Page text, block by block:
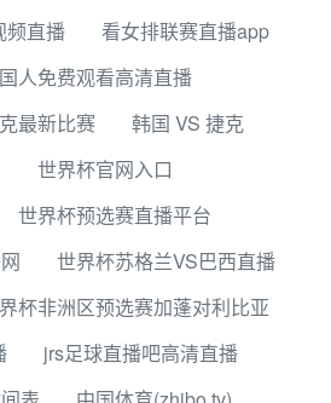
频直播
看女排联赛直播app
人免费观看高清直播
最新比赛
韩国 VS 捷克
世界杯官网入口
世界杯预选赛直播平台
世界杯苏格兰VS巴西直播
杯非洲区预选赛加蓬对利比亚
jrs足球直播吧高清直播